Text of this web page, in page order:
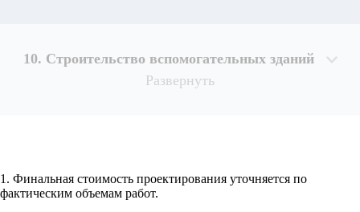
10. Строительство вспомогательных зданий
Развернуть
Рассчитывается индивидуально
1. Финальная стоимость проектирования уточняется по
фактическим объемам работ.